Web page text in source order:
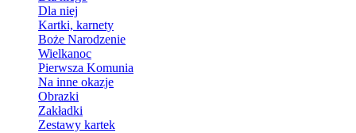
Dla niej
Kartki, karnety
Boże Narodzenie
Wielkanoc
Pierwsza Komunia
Na inne okazje
Obrazki
Zakładki
Zestawy kartek